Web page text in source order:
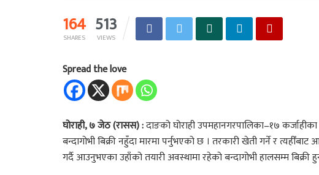
164
SHARES 513
VIEWS
Spread the love
घोराही, ७ जेठ (रासस) :दाङको घोराही उपमहानगरपालिका–१७
बन्दागोभी बिक्री नहुँदा मारमा पर्नुभएको छ । तरकारी खेती गर्ने र
गर्दै आउनुभएका उहाँको तयारी अवस्थामा रहेको बन्दागोभी हालसम्म